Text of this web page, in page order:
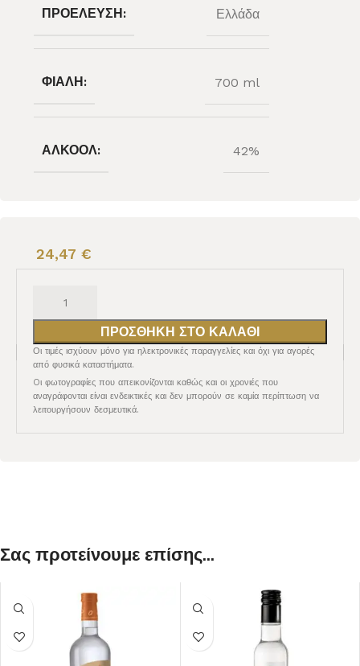
ΠΡΟΈΛΕΥΣΗ: Ελλάδα
ΦΙΆΛΗ: 700 ml
ΑΛΚΟΌΛ: 42%
24,47 €
ΠΡΟΣΘΉΚΗ ΣΤΟ ΚΑΛΆΘΙ
Οι τιμές ισχύουν μόνο για ηλεκτρονικές παραγγελίες και όχι για αγορές
από φυσικά καταστήματα.
Oι φωτογραφίες που απεικονίζονται καθώς και οι χρονιές που
αναγράφονται είναι ενδεικτικές και δεν μπορούν σε καμία περίπτωση να
λειτουργήσουν δεσμευτικά.
Σας προτείνουμε επίσης...